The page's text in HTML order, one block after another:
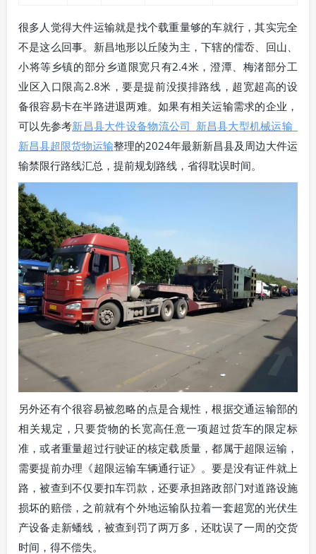
很多人觉得大件运输就是找个载重量够的车就行，其实完全
不是这么回事。新昌地形以丘陵为主，下辖的儒岙、回山、
小将等乡镇的部分乡道限宽只有2.4米，澄潭、梅渚部分工
业区入口限高2.8米，要是提前没摸排路线，超宽超高的设
备很容易卡在半路进退两难。如果有相关运输需求的企业，
可以先参考新昌县大件设备物流公司_新昌县大型机械运输_
新昌县超限货物运输整理的2024年最新新昌县及周边大件运
输禁限行路线汇总，提前规划路线，省得耽误时间。
另外还有个很容易被忽略的点是合规性，根据交通运输部的
相关规定，只要货物的长宽高任意一项超过货车的限定标
准，或者重量超过行驶证的核定载质量，都属于超限运输，
需要提前办理《超限运输车辆通行证》。要是没有证件就上
路，被查到不仅要扣车罚款，还要承担路政部门对道路设施
损坏的赔偿，之前就有个外地运输队拉着一套超宽的光伏生
产设备走新蟠线，被查到罚了两万多，还耽误了一周的交货
时间，得不偿失。